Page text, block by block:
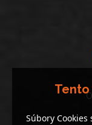
Tento
Súbory